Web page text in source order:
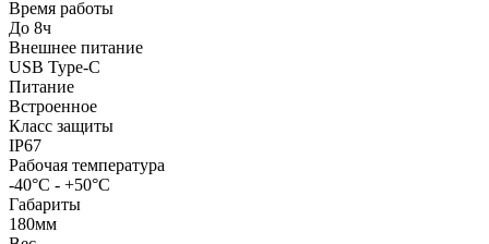
Время работы
До 8ч
Внешнее питание
USB Type-C
Питание
Встроенное
Класс защиты
IP67
Рабочая температура
-40°C - +50°C
Габариты
180мм